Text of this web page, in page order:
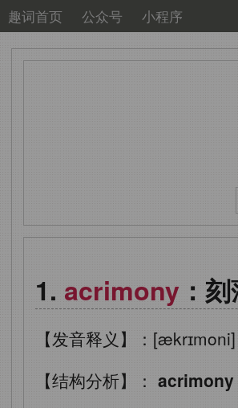
趣词首页 公众号 小程序
acrimony ：
【发音释义】：[ækrɪmoni]
【结构分析】： acrimony